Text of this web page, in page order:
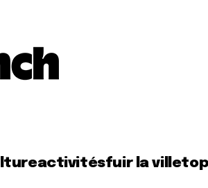
activitésfuir la villetop